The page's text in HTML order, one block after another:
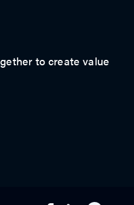
to create value